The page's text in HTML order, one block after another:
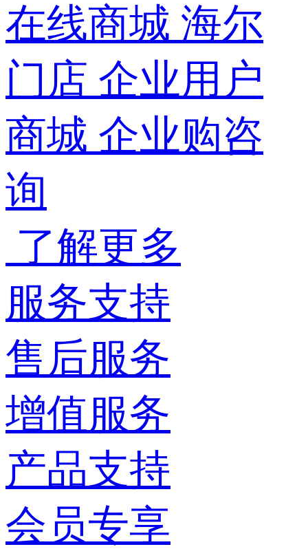
在线商城 海尔
门店 企业用户
商城 企业购咨
询
了解更多
服务支持
售后服务
增值服务
产品支持
会员专享